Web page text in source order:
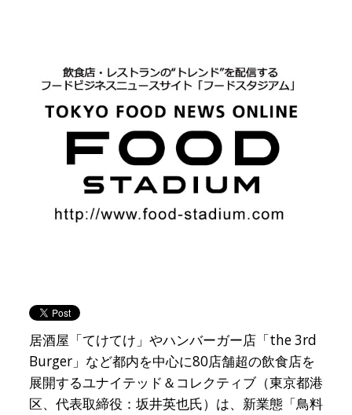
居酒屋「てけてけ」やハンバーガー店「the 3rd
Burger」など都内を中心に80店舗超の飲食店を
展開するユナイテッド＆コレクティブ（東京都港
区、代表取締役：坂井英也氏）は、新業態「鳥料